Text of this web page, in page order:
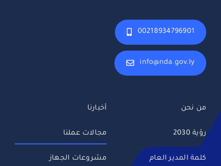
00218934796901
info@nda.gov.ly
من نحن
رؤية 2030
كلمة المدير العام
أخبارنا
مجالات عملنا
مشروعات الجهاز